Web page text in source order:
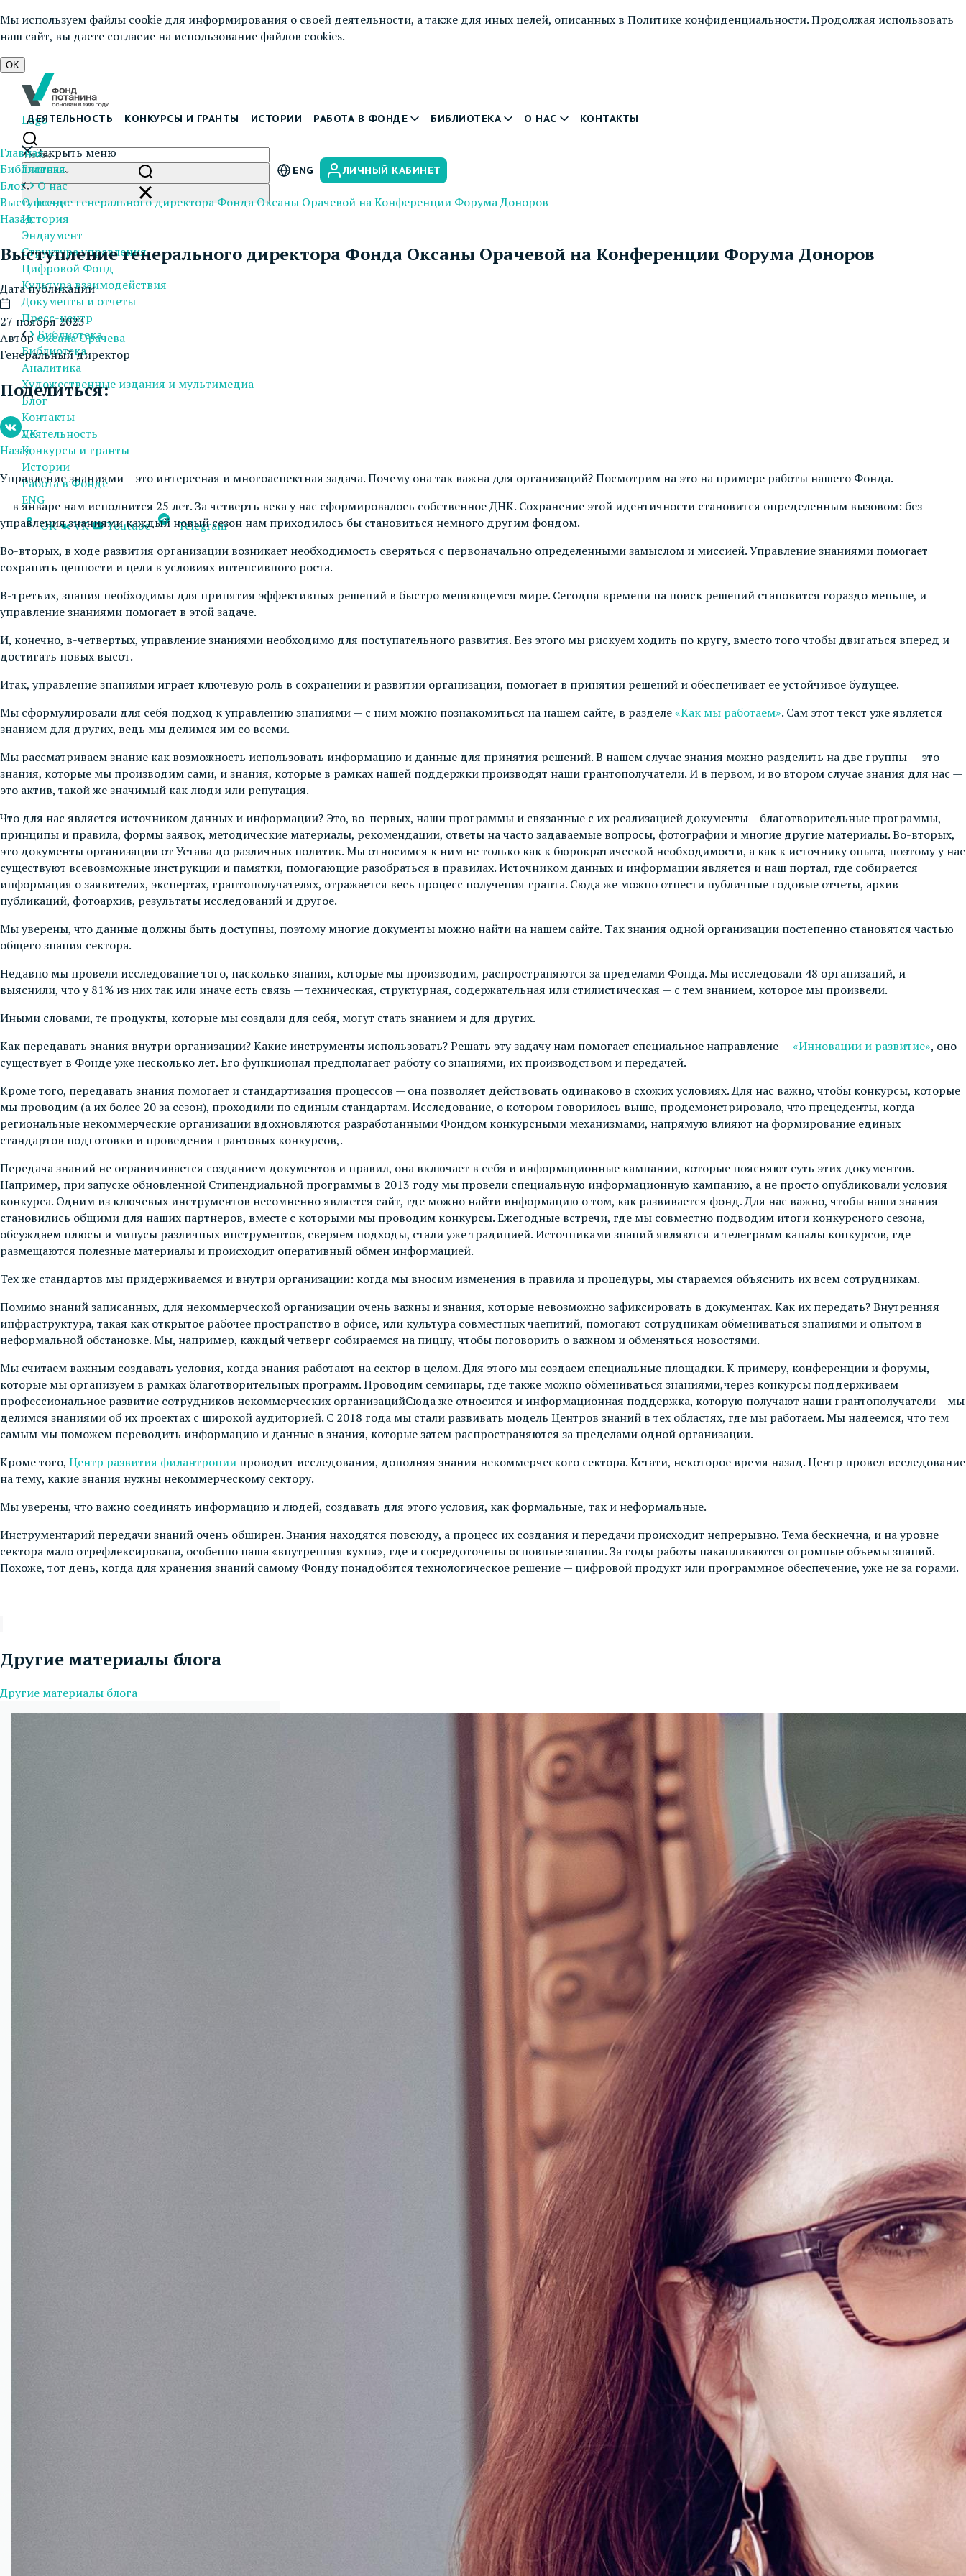
Мы используем файлы cookie для информирования о своей деятельности, а также для иных целей, описанных в Политике конфиденциальности. Продолжая использовать
наш сайт, вы даете согласие на использование файлов cookies.
OK
Logo
ДЕЯТЕЛЬНОСТЬ КОНКУРСЫ И ГРАНТЫ ИСТОРИИ РАБОТА В ФОНДЕ БИБЛИОТЕКА О НАС КОНТАКТЫ
ENG ЛИЧНЫЙ КАБИНЕТ
Закрыть меню
Главная
О нас
О фонде
История
Эндаумент
Структура управления
Цифровой Фонд
Культура взаимодействия
Документы и отчеты
Пресс-центр
Библиотека
Библиотека
Аналитика
Художественные издания и мультимедиа
Блог
Контакты
Деятельность
Конкурсы и гранты
Истории
Работа в Фонде
ENG
OK
VK Youtube Telegram
Главная
Библиотека
Блог
Выступление генерального директора Фонда Оксаны Орачевой на Конференции Форума Доноров
Назад
Выступление генерального директора Фонда Оксаны Орачевой на Конференции Форума Доноров
Дата публикации
27 ноября 2023
Автор Оксана Орачева
Генеральный директор
Поделиться:
VK
Назад
Управление знаниями – это интересная и многоаспектная задача. Почему она так важна для организаций? Посмотрим на это на примере работы нашего Фонда.
— в январе нам исполнится 25 лет. За четверть века у нас сформировалось собственное ДНК. Сохранение этой идентичности становится определенным вызовом: без
управления знаниями каждый новый сезон нам приходилось бы становиться немного другим фондом.
Во-вторых, в ходе развития организации возникает необходимость сверяться с первоначально определенными замыслом и миссией. Управление знаниями помогает
сохранить ценности и цели в условиях интенсивного роста.
В-третьих, знания необходимы для принятия эффективных решений в быстро меняющемся мире. Сегодня времени на поиск решений становится гораздо меньше, и
управление знаниями помогает в этой задаче.
И, конечно, в-четвертых, управление знаниями необходимо для поступательного развития. Без этого мы рискуем ходить по кругу, вместо того чтобы двигаться вперед и
достигать новых высот.
Итак, управление знаниями играет ключевую роль в сохранении и развитии организации, помогает в принятии решений и обеспечивает ее устойчивое будущее.
Мы сформулировали для себя подход к управлению знаниями — с ним можно познакомиться на нашем сайте, в разделе«Как мы работаем». Сам этот текст уже является
знанием для других, ведь мы делимся им со всеми.
Мы рассматриваем знание как возможность использовать информацию и данные для принятия решений. В нашем случае знания можно разделить на две группы — это
знания, которые мы производим сами, и знания, которые в рамках нашей поддержки производят наши грантополучатели. И в первом, и во втором случае знания для нас —
это актив, такой же значимый как люди или репутация.
Что для нас является источником данных и информации? Это, во-первых, наши программы и связанные с их реализацией документы – благотворительные программы,
принципы и правила, формы заявок, методические материалы, рекомендации, ответы на часто задаваемые вопросы, фотографии и многие другие материалы. Во-вторых,
это документы организации от Устава до различных политик. Мы относимся к ним не только как к бюрократической необходимости, а как к источнику опыта, поэтому у нас
существуют всевозможные инструкции и памятки, помогающие разобраться в правилах. Источником данных и информации является и наш портал, где собирается
информация о заявителях, экспертах, грантополучателях, отражается весь процесс получения гранта. Сюда же можно отнести публичные годовые отчеты, архив
публикаций, фотоархив, результаты исследований и другое.
Мы уверены, что данные должны быть доступны, поэтому многие документы можно найти на нашем сайте. Так знания одной организации постепенно становятся частью
общего знания сектора.
Недавно мы провели исследование того, насколько знания, которые мы производим, распространяются за пределами Фонда. Мы исследовали 48 организаций, и
выяснили, что у 81% из них так или иначе есть связь — техническая, структурная, содержательная или стилистическая — с тем знанием, которое мы произвели.
Иными словами, те продукты, которые мы создали для себя, могут стать знанием и для других.
Как передавать знания внутри организации? Какие инструменты использовать? Решать эту задачу нам помогает специальное направление —«Инновации и развитие», оно
существует в Фонде уже несколько лет. Его функционал предполагает работу со знаниями, их производством и передачей.
Кроме того, передавать знания помогает и стандартизация процессов — она позволяет действовать одинаково в схожих условиях. Для нас важно, чтобы конкурсы, которые
мы проводим (а их более 20 за сезон), проходили по единым стандартам. Исследование, о котором говорилось выше, продемонстрировало, что прецеденты, когда
региональные некоммерческие организации вдохновляются разработанными Фондом конкурсными механизмами, напрямую влияют на формирование единых
стандартов подготовки и проведения грантовых конкурсов,.
Передача знаний не ограничивается созданием документов и правил, она включает в себя и информационные кампании, которые поясняют суть этих документов.
Например, при запуске обновленной Стипендиальной программы в 2013 году мы провели специальную информационную кампанию, а не просто опубликовали условия
конкурса. Одним из ключевых инструментов несомненно является сайт, где можно найти информацию о том, как развивается фонд. Для нас важно, чтобы наши знания
становились общими для наших партнеров, вместе с которыми мы проводим конкурсы. Ежегодные встречи, где мы совместно подводим итоги конкурсного сезона,
обсуждаем плюсы и минусы различных инструментов, сверяем подходы, стали уже традицией. Источниками знаний являются и телеграмм каналы конкурсов, где
размещаются полезные материалы и происходит оперативный обмен информацией.
Тех же стандартов мы придерживаемся и внутри организации: когда мы вносим изменения в правила и процедуры, мы стараемся объяснить их всем сотрудникам.
Помимо знаний записанных, для некоммерческой организации очень важны и знания, которые невозможно зафиксировать в документах. Как их передать? Внутренняя
инфраструктура, такая как открытое рабочее пространство в офисе, или культура совместных чаепитий, помогают сотрудникам обмениваться знаниями и опытом в
неформальной обстановке. Мы, например, каждый четверг собираемся на пиццу, чтобы поговорить о важном и обменяться новостями.
Мы считаем важным создавать условия, когда знания работают на сектор в целом. Для этого мы создаем специальные площадки. К примеру, конференции и форумы,
которые мы организуем в рамках благотворительных программ. Проводим семинары, где также можно обмениваться знаниями,через конкурсы поддерживаем
профессиональное развитие сотрудников некоммерческих организацийСюда же относится и информационная поддержка, которую получают наши грантополучатели – мы
делимся знаниями об их проектах с широкой аудиторией. С 2018 года мы стали развивать модель Центров знаний в тех областях, где мы работаем. Мы надеемся, что тем
самым мы поможем переводить информацию и данные в знания, которые затем распространяются за пределами одной организации.
Кроме того, Центр развития филантропии проводит исследования, дополняя знания некоммерческого сектора. Кстати, некоторое время назад. Центр провел исследование
на тему, какие знания нужны некоммерческому сектору.
Мы уверены, что важно соединять информацию и людей, создавать для этого условия, как формальные, так и неформальные.
Инструментарий передачи знаний очень обширен. Знания находятся повсюду, а процесс их создания и передачи происходит непрерывно. Тема бескнечна, и на уровне
сектора мало отрефлексирована, особенно наша «внутренняя кухня», где и сосредоточены основные знания. За годы работы накапливаются огромные объемы знаний.
Похоже, тот день, когда для хранения знаний самому Фонду понадобится технологическое решение — цифровой продукт или программное обеспечение, уже не за горами.
Другие материалы блога
Другие материалы блога